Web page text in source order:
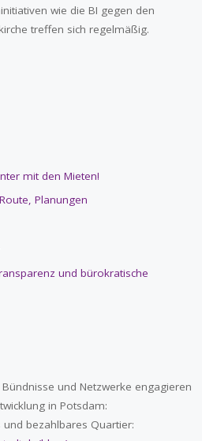
wie die BI gegen den
treffen sich regelmäßig.
mit den Mieten!
Planungen
und bürokratische
und Netzwerke engagieren
in Potsdam:
bezahlbares Quartier: